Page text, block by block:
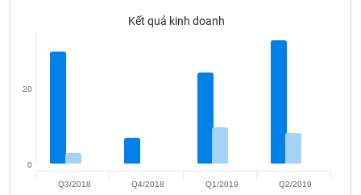
Kết quả kinh doanh
0
20
Q3/2018 Q4/2018 Q1/2019 Q2/2019
tức
(-)